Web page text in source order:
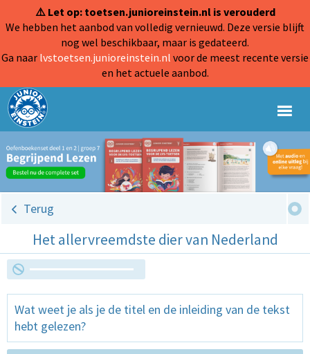
⚠️ Let op: toetsen.junioreinstein.nl is verouderd
We hebben het aanbod van volledig vernieuwd. Deze versie blijft
nog wel beschikbaar, maar is gedateerd.
Ga naar lvstoetsen.junioreinstein.nl voor de meest recente versie
en het actuele aanbod.
Terug
Het allervreemdste dier van Nederland
Wat weet je als je de titel en de inleiding van de tekst
hebt gelezen?